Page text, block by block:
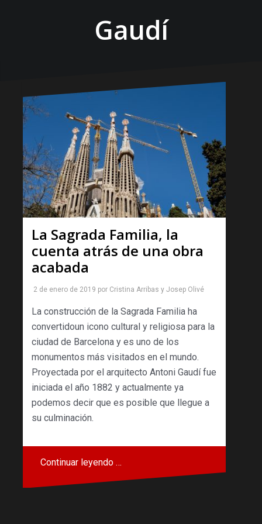
Gaudí
La Sagrada Familia, la
cuenta atrás de una obra
acabada
2 de enero de 2019 por Cristina Arribas y Josep Olivé
La construcción de la Sagrada Familia ha
convertidoun icono cultural y religiosa para la
ciudad de Barcelona y es uno de los
monumentos más visitados en el mundo.
Proyectada por el arquitecto Antoni Gaudí fue
iniciada el año 1882 y actualmente ya
podemos decir que es posible que llegue a
su culminación.
Continuar leyendo …